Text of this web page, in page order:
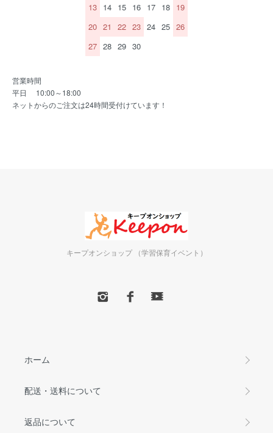
13 14 15 16 17 18 19
20 21 22 23 24 25 26
27 28 29 30
営業時間
平日 10:00～18:00
ネットからのご注文は24時間受付けています！
キープオンショップ （学習保育イベント）
ホーム
配送・送料について
返品について